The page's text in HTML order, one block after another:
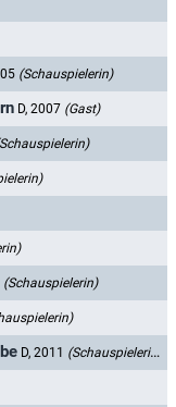
(Schauspielerin)
D, 2007 (Gast)
(Schauspielerin)
D, 2011 (Schauspielerin)